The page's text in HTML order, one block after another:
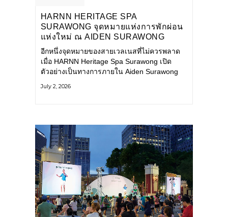
HARNN HERITAGE SPA
SURAWONG จุดหมายแห่งการพักผ่อน
แห่งใหม่ ณ AIDEN SURAWONG
BANGKOK
อีกหนึ่งจุดหมายของสายเวลเนสที่ไม่ควรพลาด
เมื่อ HARNN Heritage Spa Surawong เปิด
ตัวอย่างเป็นทางการภายใน Aiden Surawong
ของเมืองใหญ่ มาสัมผัสประสบการณ์การพักผ่อน
July 2, 2026